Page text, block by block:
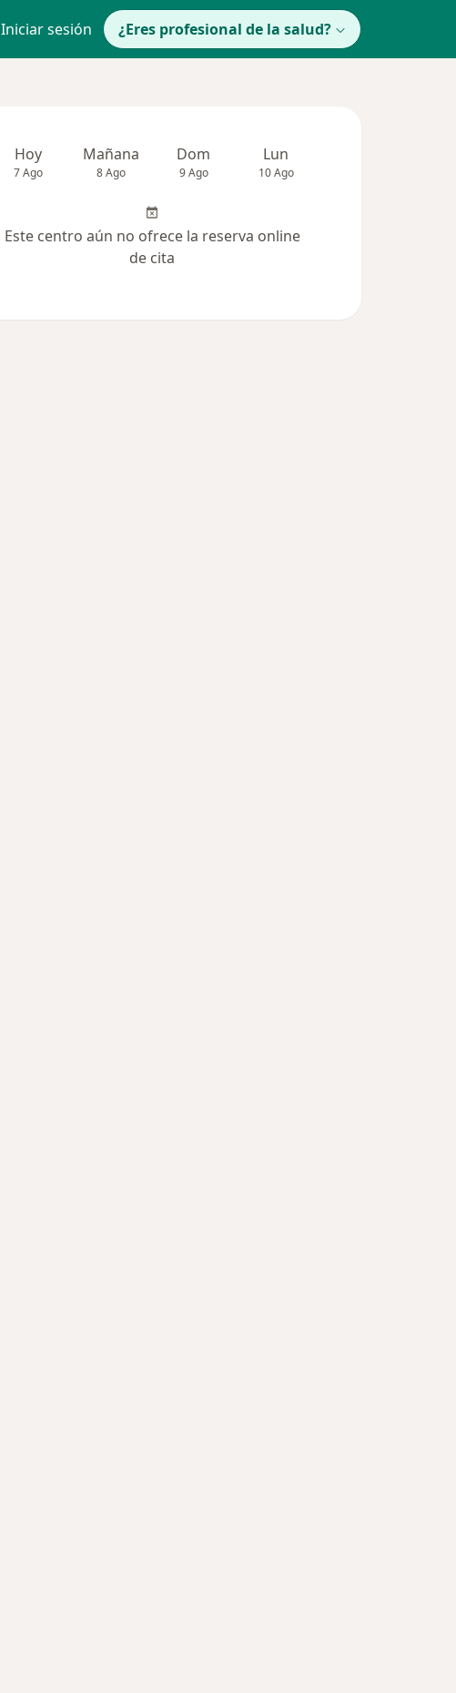
Iniciar sesión ¿Eres profesional de la salud?
Hoy
7 Ago
Mañana
8 Ago
Dom
9 Ago
Lun
10 Ago
Este centro aún no ofrece la reserva online
de cita